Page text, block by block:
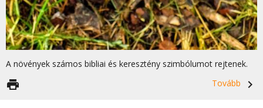
A növények számos bibliai és keresztény szimbólumot rejtenek.
Tovább
navigate_next
print